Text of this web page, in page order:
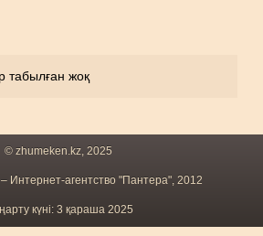
жоқ
© zhumeken.kz, 2025
– Интернет-агентство "Пантера", 2012
күні: 3 қараша 2025